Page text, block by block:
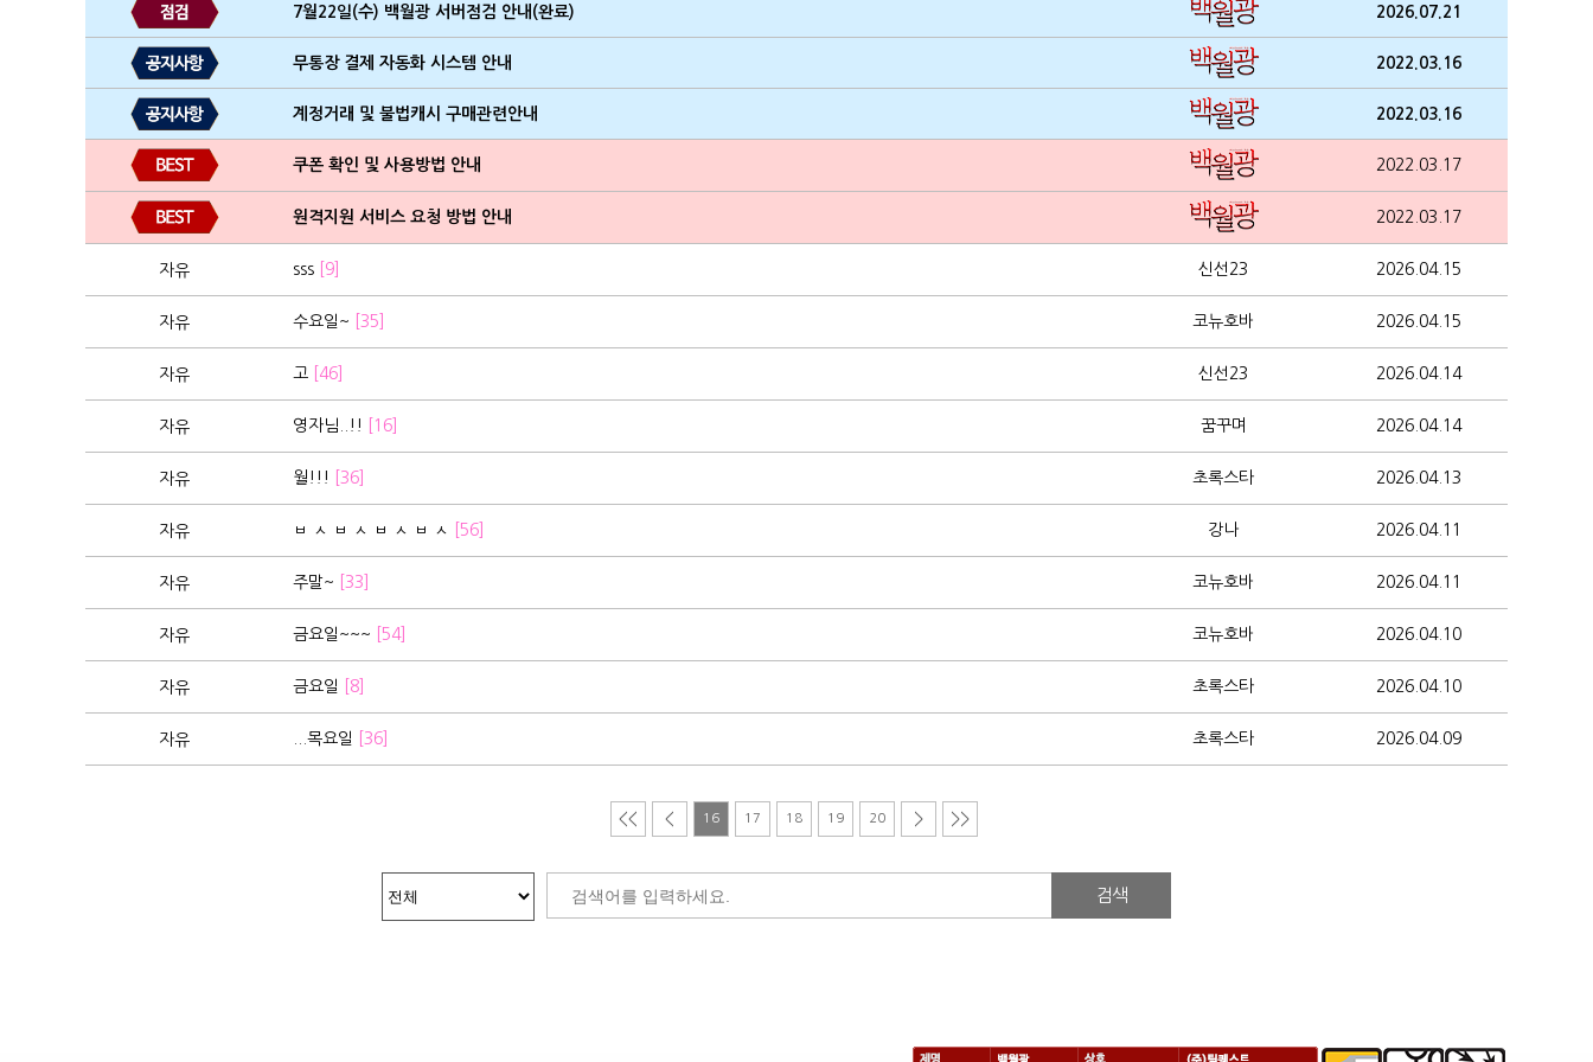
7월22일(수) 백월광 서버점검 안내(완료) 2026.07.21
무통장 결제 자동화 시스템 안내 2022.03.16
계정거래 및 불법캐시 구매관련안내 2022.03.16
쿠폰 확인 및 사용방법 안내 2022.03.17
원격지원 서비스 요청 방법 안내 2022.03.17
자유 sss [9] 신선23 2026.04.15
자유 수요일~ [35] 코뉴호바 2026.04.15
자유 고 [46] 신선23 2026.04.14
자유 영자님..!! [16] 꿈꾸며 2026.04.14
자유 월!!! [36] 초록스타 2026.04.13
자유 ㅂ ㅅ ㅂ ㅅ ㅂ ㅅ ㅂ ㅅ [56] 강나 2026.04.11
자유 주말~ [33] 코뉴호바 2026.04.11
자유 금요일~~~ [54] 코뉴호바 2026.04.10
자유 금요일 [8] 초록스타 2026.04.10
자유 ...목요일 [36] 초록스타 2026.04.09
<< < 16 17 18 19 20 > >>
검색